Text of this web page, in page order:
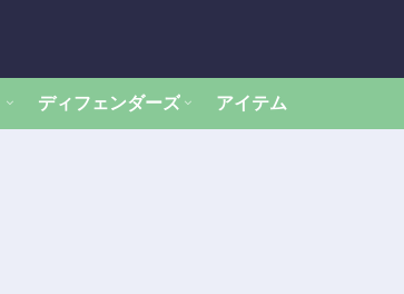
ディフェンダーズ アイテム